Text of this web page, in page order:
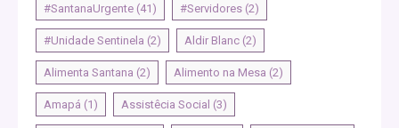
#SantanaUrgente (41) #Servidores (2)
#Unidade Sentinela (2) Aldir Blanc (2)
Alimenta Santana (2) Alimento na Mesa (2)
Amapá (1) Assistêcia Social (3)